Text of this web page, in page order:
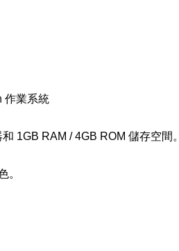
作業系統
1GB RAM / 4GB ROM 儲存空間。
。